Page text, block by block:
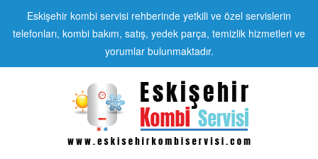
Eskişehir kombi servisi rehberinde yetkili ve özel servislerin
telefonları, kombi bakım, satış, yedek parça, temizlik hizmetleri ve
yorumlar bulunmaktadır.